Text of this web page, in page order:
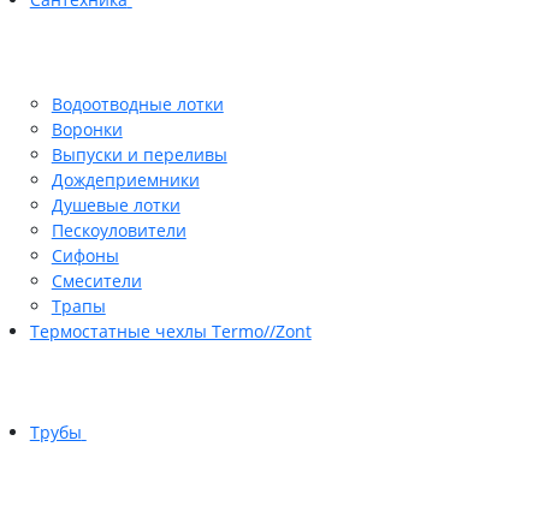
Водоотводные лотки
Воронки
Выпуски и переливы
Дождеприемники
Душевые лотки
Пескоуловители
Сифоны
Смесители
Трапы
Термостатные чехлы Termo//Zont
Трубы